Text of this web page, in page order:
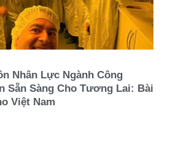
Nhân Lực Ngành Công
Sẵn Sàng Cho Tương Lai: Bài
Việt Nam